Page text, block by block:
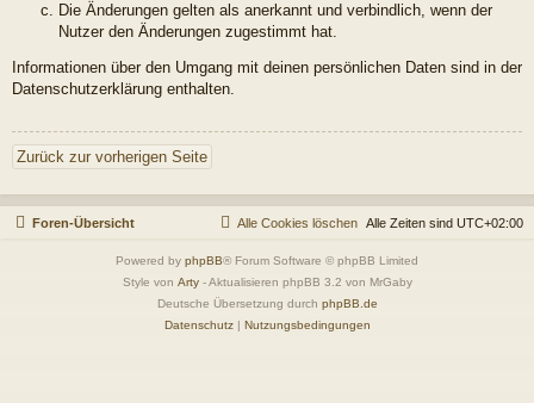
Die Änderungen gelten als anerkannt und verbindlich, wenn der
Nutzer den Änderungen zugestimmt hat.
Informationen über den Umgang mit deinen persönlichen Daten sind in der
Datenschutzerklärung enthalten.
Zurück zur vorherigen Seite
Foren-Übersicht Alle Zeiten sind UTC+02:00
Alle Cookies löschen
Powered by phpBB® Forum Software © phpBB Limited
Style von Arty- Aktualisieren phpBB 3.2 von MrGaby
Deutsche Übersetzung durch phpBB.de
Datenschutz| Nutzungsbedingungen